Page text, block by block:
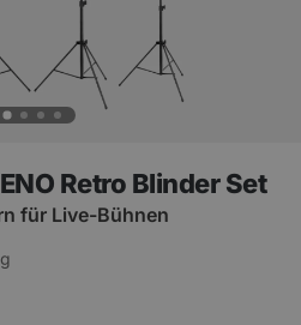
Retro Blinder Set
für Live-Bühnen